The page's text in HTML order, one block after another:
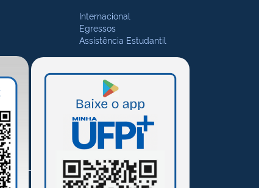
Internacional
Egressos
Assistência Estudantil